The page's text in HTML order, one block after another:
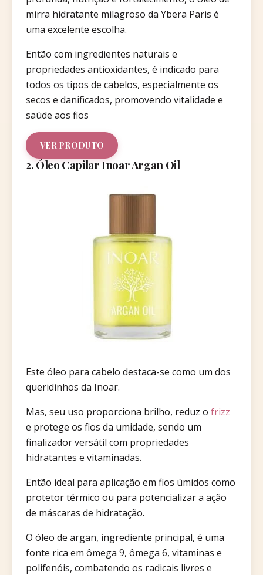
mirra hidratante milagroso da Ybera Paris é
uma excelente escolha.
Então com ingredientes naturais e
propriedades antioxidantes, é indicado para
todos os tipos de cabelos, especialmente os
secos e danificados, promovendo vitalidade e
saúde aos fios
VER PRODUTO
2. Óleo Capilar Inoar Argan Oil
Este óleo para cabelo destaca-se como um dos
queridinhos da Inoar.
Mas, seu uso proporciona brilho, reduz o frizz
e protege os fios da umidade, sendo um
finalizador versátil com propriedades
hidratantes e vitaminadas.
Então ideal para aplicação em fios úmidos como
protetor térmico ou para potencializar a ação
de máscaras de hidratação.
O óleo de argan, ingrediente principal, é uma
fonte rica em ômega 9, ômega 6, vitaminas e
polifenóis, combatendo os radicais livres e